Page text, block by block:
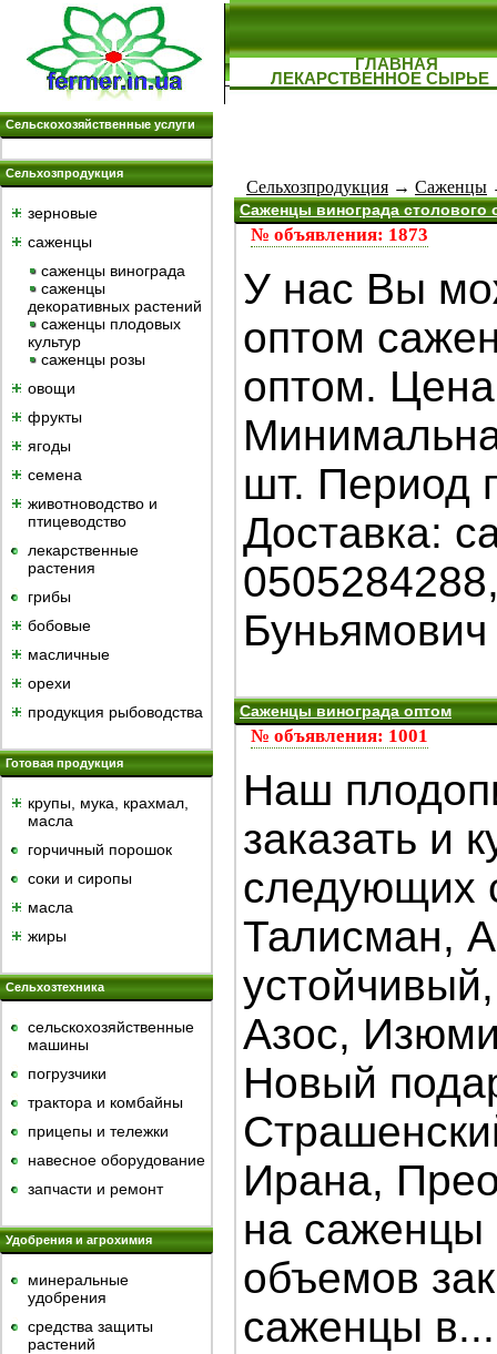
ГЛАВНАЯ
ЛЕКАРСТВЕННОЕ СЫРЬЕ
Сельскохозяйственные услуги
Сельхозпродукция
зерновые
саженцы
саженцы винограда
саженцы
декоративных растений
саженцы плодовых
культур
саженцы розы
овощи
фрукты
ягоды
семена
животноводство и
птицеводство
лекарственные
растения
грибы
бобовые
масличные
орехи
продукция рыбоводства
Готовая продукция
крупы, мука, крахмал,
масла
горчичный порошок
cоки и сиропы
масла
жиры
Сельхозтехника
сельскохозяйственные
машины
погрузчики
трактора и комбайны
прицепы и тележки
навесное оборудование
запчасти и ремонт
Удобрения и агрохимия
минеральные
удобрения
средства защиты
растений
Сельхозпродукция → Саженцы
№ объявления: 1873
Саженцы винограда столового
У нас Вы
оптом
оптом.
шт. Период
Доставка:
Буньямович
№ объявления: 1001
Саженцы винограда оптом
Наш
заказать и
следующих
Талисман,
Азос,
Новый
Ирана,
на саженцы
объемов
саженцы в...